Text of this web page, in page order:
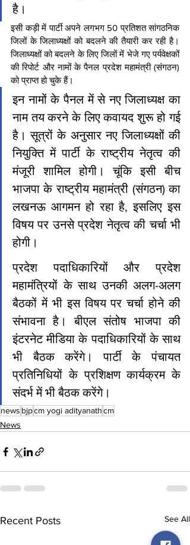
है।
इसी कड़ी में पार्टी अपने लगभग 50 प्रतिशत सांगठनिक
जिलों के जिलाध्यक्षों को बदलने की तैयारी कर रही है।
जिलाध्यक्षों को बदलने के लिए जिलों में भेजे गए पर्यवेक्षकों
की रिपोर्ट और नामों के पैनल प्रदेश महामंत्री (संगठन)
को प्राप्त हो चुके हैं।
इन नामों के पैनल में से नए जिलाध्यक्ष का
नाम तय करने के लिए कवायद शुरू हो गई
है। सूत्रों के अनुसार नए जिलाध्यक्षों की
नियुक्ति में पार्टी के राष्ट्रीय नेतृत्व की
मंजूरी शामिल होगी। चूंकि इसी बीच
भाजपा के राष्ट्रीय महामंत्री (संगठन) का
लखनऊ आगमन हो रहा है, इसलिए इस
विषय पर उनसे प्रदेश नेतृत्व की चर्चा भी
होगी।
प्रदेश पदाधिकारियों और प्रदेश
महामंत्रियों के साथ उनकी अलग-अलग
बैठकों में भी इस विषय पर चर्चा होने की
संभावना है। बीएल संतोष भाजपा की
इंटरनेट मीडिया के पदाधिकारियों के साथ
भी बैठक करेंगे। पार्टी के पंचायत
प्रतिनिधियों के प्रशिक्षण कार्यक्रम के
संदर्भ में भी बैठक करेंगे।
news bjpcm yogi adityanathcm
News
Recent Posts See All